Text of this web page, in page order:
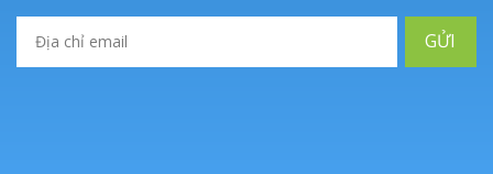
GỬI